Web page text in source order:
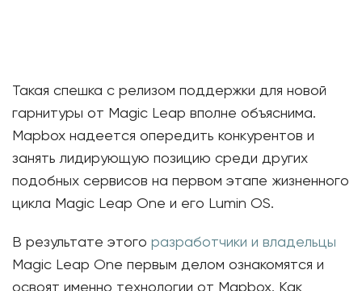
Такая спешка с релизом поддержки для новой
гарнитуры от Magic Leap вполне объяснима.
Mapbox надеется опередить конкурентов и
занять лидирующую позицию среди других
подобных сервисов на первом этапе жизненного
цикла Magic Leap One и его Lumin OS.
В результате этого разработчики и владельцы
Magic Leap One первым делом ознакомятся и
освоят именно технологии от Mapbox. Как